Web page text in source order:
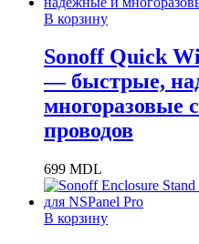
В корзину
Sonoff Quick
— быстрые,
многоразовые
проводов
699 MDL
В корзину